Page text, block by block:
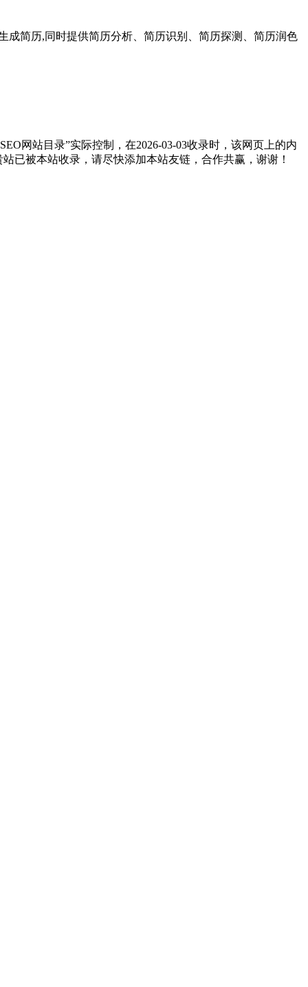
简历,同时提供简历分析、简历识别、简历探测、简历润色
网站目录”实际控制，在2026-03-03收录时，该网页上的内
已被本站收录，请尽快添加本站友链，合作共赢，谢谢！